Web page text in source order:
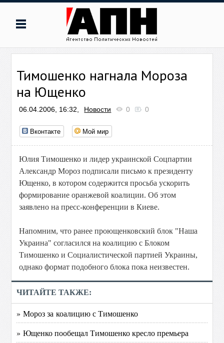
Тимошенко нагнала Мороза
на Ющенко
06.04.2006, 16:32, Новости 0 0
Вконтакте Мой мир
Юлия Тимошенко и лидер украинской Соцпартии
Александр Мороз подписали письмо к президенту
Ющенко, в котором содержится просьба ускорить
формирование оранжевой коалиции. Об этом
заявлено на пресс-конференции в Киеве.
Напомним, что ранее проющенковский блок "Наша
Украина" согласился на коалицию с Блоком
Тимошенко и Социалистической партией Украины,
однако формат подобного блока пока неизвестен.
ЧИТАЙТЕ ТАКЖЕ:
» Мороз за коалицию с Тимошенко
» Ющенко пообещал Тимошенко кресло премьера